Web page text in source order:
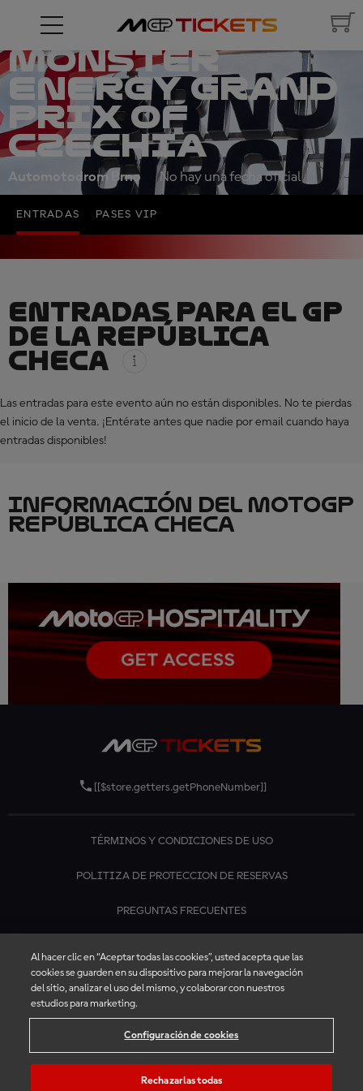
MONSTER
ENERGY GRAND
PRIX OF
CZECHIA
Automotodrom Brno No hay una fecha oficial
ENTRADAS PASES VIP
ENTRADAS PARA EL GP
DE LA REPÚBLICA
CHECA
Las entradas para este evento aún no están disponibles. No te pierdas
el inicio de la venta. ¡Entérate antes que nadie por email cuando haya
entradas disponibles!
INFORMACIÓN DEL MOTOGP
REPÚBLICA CHECA
[[$store.getters.getPhoneNumber]]
TÉRMINOS Y CONDICIONES DE USO
POLITIZA DE PROTECCION DE RESERVAS
PREGUNTAS FRECUENTES
Al hacer clic en “Aceptar todas las cookies”, usted acepta que las
cookies se guarden en su dispositivo para mejorar la navegación
del sitio, analizar el uso del mismo, y colaborar con nuestros
estudios para marketing.
Configuración de cookies
Rechazarlas todas